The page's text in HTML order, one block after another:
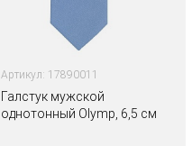
Артикул: 17890011
Галстук мужской
однотонный Olymp, 6,5 см